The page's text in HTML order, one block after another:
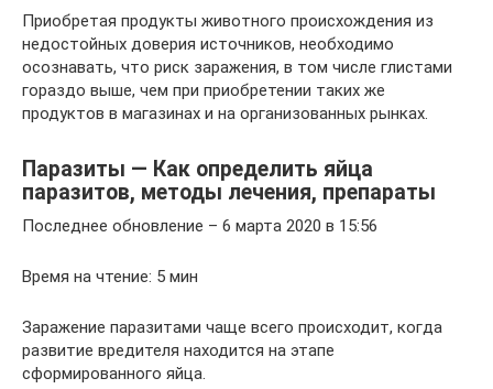
Приобретая продукты животного происхождения из
недостойных доверия источников, необходимо
осознавать, что риск заражения, в том числе глистами
гораздо выше, чем при приобретении таких же
продуктов в магазинах и на организованных рынках.
Паразиты — Как определить яйца
паразитов, методы лечения, препараты
Последнее обновление – 6 марта 2020 в 15:56
Время на чтение: 5 мин
Заражение паразитами чаще всего происходит, когда
развитие вредителя находится на этапе
сформированного яйца.